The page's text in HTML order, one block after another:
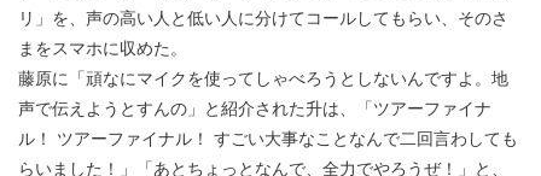
リ」を、声の高い人と低い人に分けてコールしてもらい、そのさ
まをスマホに収めた。
藤原に「頑なにマイクを使ってしゃべろうとしないんですよ。地
声で伝えようとすんの」と紹介された升は、「ツアーファイナ
ル！ ツアーファイナル！ すごい大事なことなんで二回言わしても
らいました！」「あとちょっとなんで、全力でやろうぜ！」と、